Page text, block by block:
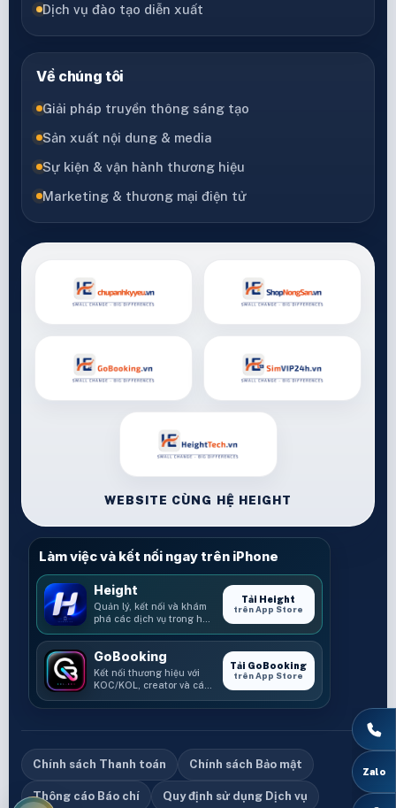
Dịch vụ đào tạo diễn xuất
Về chúng tôi
Giải pháp truyền thông sáng tạo
Sản xuất nội dung & media
Sự kiện & vận hành thương hiệu
Marketing & thương mại điện tử
WEBSITE CÙNG HỆ HEIGHT
Làm việc và kết nối ngay trên iPhone
Height
Quản lý, kết nối và khám
phá các dịch vụ trong hệ
Tải Height
trên App Store
GoBooking
Kết nối thương hiệu với
KOC/KOL, creator và các
Tải GoBooking
trên App Store
Chính sách Thanh toán Chính sách Bảo mật
Thông cáo Báo chí Quy định sử dụng Dịch vụ